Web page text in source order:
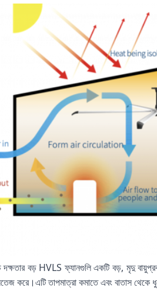
বড় HVLS ফ্যানগুলি একটি বড়, মৃদু
করে।এটি তাপমাত্রা কমাতে এবং বাতাস